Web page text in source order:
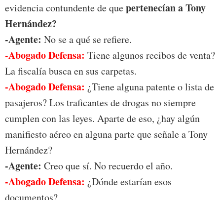
evidencia contundente de quepertenecían a Tony
Hernández?
-Agente: No se a qué se refiere.
-Abogado Defensa: Tiene algunos recibos de venta?
La fiscalía busca en sus carpetas.
-Abogado Defensa: ¿Tiene alguna patente o lista de
pasajeros? Los traficantes de drogas no siempre
cumplen con las leyes. Aparte de eso, ¿hay algún
manifiesto aéreo en alguna parte que señale a Tony
Hernández?
-Agente: Creo que sí. No recuerdo el año.
-Abogado Defensa: ¿Dónde estarían esos